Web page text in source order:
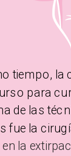
tiempo, la
para
de las
la